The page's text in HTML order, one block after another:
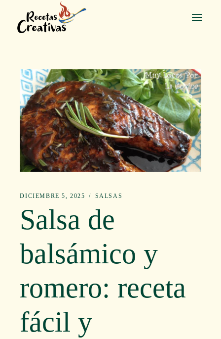
contenido
DICIEMBRE 5, 2025 SALSAS
Salsa de
balsámico y
romero: receta
fácil y